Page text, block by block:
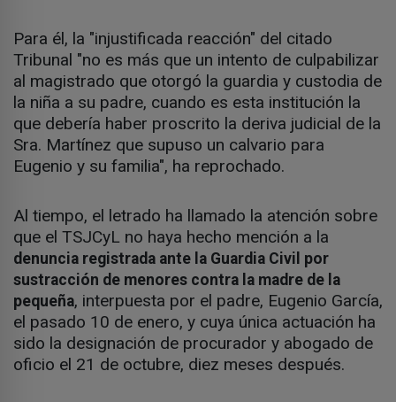
Para él, la "injustificada reacción" del citado
Tribunal "no es más que un intento de culpabilizar
al magistrado que otorgó la guardia y custodia de
la niña a su padre, cuando es esta institución la
que debería haber proscrito la deriva judicial de la
Sra. Martínez que supuso un calvario para
Eugenio y su familia", ha reprochado.
Al tiempo, el letrado ha llamado la atención sobre
que el TSJCyL no haya hecho mención a la
denuncia registrada ante la Guardia Civil por
sustracción de menores contra la madre de la
pequeña, interpuesta por el padre, Eugenio García,
el pasado 10 de enero, y cuya única actuación ha
sido la designación de procurador y abogado de
oficio el 21 de octubre, diez meses después.